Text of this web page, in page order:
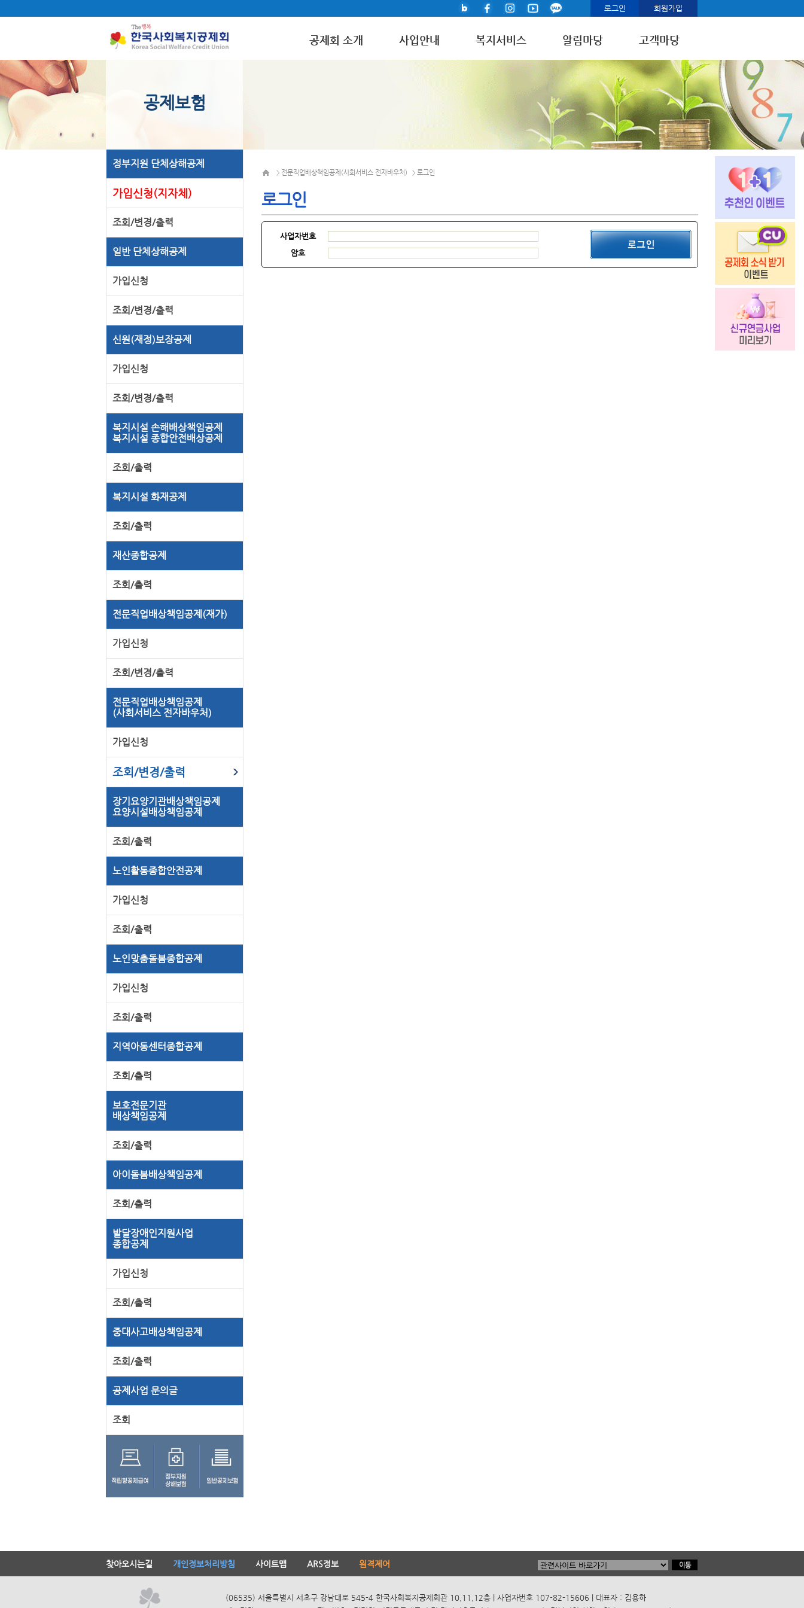
로그인 회원가입
공제회 소개 사업안내 복지서비스 알림마당 고객마당
공제보험
정부지원 단체상해공제
가입신청(지자체)
조회/변경/출력
일반 단체상해공제
가입신청
조회/변경/출력
신원(재정)보장공제
가입신청
조회/변경/출력
복지시설 손해배상책임공제
복지시설 종합안전배상공제
조회/출력
복지시설 화재공제
조회/출력
재산종합공제
조회/출력
전문직업배상책임공제(재가)
가입신청
조회/변경/출력
전문직업배상책임공제
(사회서비스 전자바우처)
가입신청
조회/변경/출력
장기요양기관배상책임공제
요양시설배상책임공제
조회/출력
노인활동종합안전공제
가입신청
조회/출력
노인맞춤돌봄종합공제
가입신청
조회/출력
지역아동센터종합공제
조회/출력
보호전문기관
배상책임공제
조회/출력
아이돌봄배상책임공제
조회/출력
발달장애인지원사업
종합공제
가입신청
조회/출력
중대사고배상책임공제
조회/출력
공제사업 문의글
조회
> 전문직업배상책임공제(사회서비스 전자바우처) > 로그인
로그인
사업자번호
암호
찾아오시는길 개인정보처리방침 사이트맵 ARS정보 원격제어
(06535) 서울특별시 서초구 강남대로 545-4 한국사회복지공제회관 10,11,12층 | 사업자번호 107-82-15606 | 대표자 : 김용하